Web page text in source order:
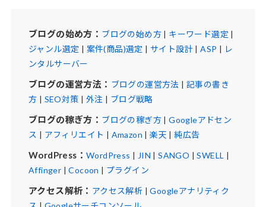
ブログの始め方： ブログの始め方| キーワード選定 |
ジャンル選定 | 案件(商品)選定 | サイト設計|ASP | レ
ンタルサーバー
ブログの運営方法： ブログの運営方法 | 記事の書き
方 | SEO対策 | 外注 | ブログ戦略
ブログの稼ぎ方： ブログの稼ぎ方|Googleアドセン
ス | アフィリエイト | Amazon |楽天 |純広告
WordPress： WordPress | JIN |SANGO |SWELL |
Affinger |Cocoon | プラグイン
アクセス解析： アクセス解析 |Googleアナリティク